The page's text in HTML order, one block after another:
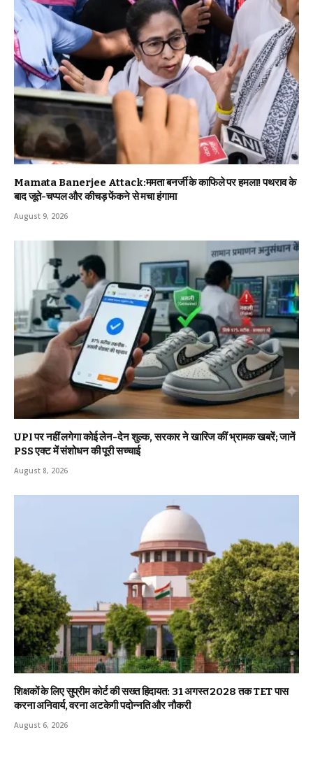
Mamata Banerjee Attack:ममता बनर्जी के काफिले पर हमला! पथराव के
बाद जूते-चप्पल और कीचड़ फेंकने से मचा हंगामा
August 9, 2026
UPI पर नहीं लगेगा कोई लेन-देन शुल्क, सरकार ने खारिज कीं भ्रामक खबरें; जानें
PSS एक्ट में संशोधन की पूरी सच्चाई
August 8, 2026
शिक्षकों के लिए सुप्रीम कोर्ट की सख्त हिदायत: 31 अगस्त 2028 तक TET पास
करना अनिवार्य, वरना अटकेगी पदोन्नति और नौकरी
August 6, 2026